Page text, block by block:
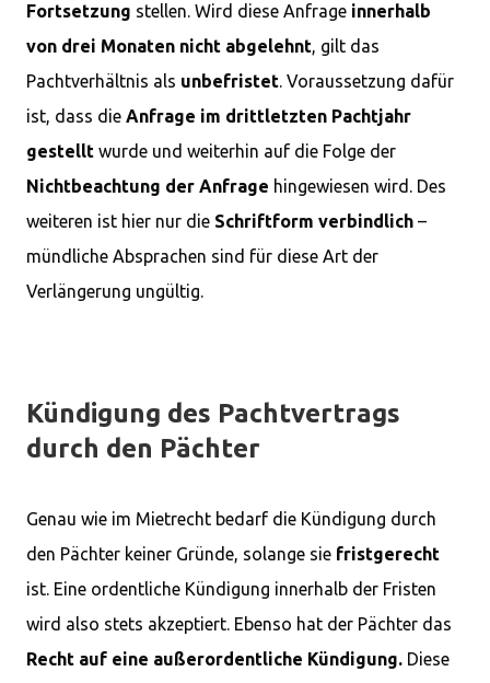
Fortsetzung stellen. Wird diese Anfrage innerhalb
von drei Monaten nicht abgelehnt, gilt das
Pachtverhältnis als unbefristet. Voraussetzung dafür
ist, dass die Anfrage im drittletzten Pachtjahr
gestellt wurde und weiterhin auf die Folge der
Nichtbeachtung der Anfrage hingewiesen wird. Des
weiteren ist hier nur die Schriftform verbindlich –
mündliche Absprachen sind für diese Art der
Verlängerung ungültig.
Kündigung des Pachtvertrags
durch den Pächter
Genau wie im Mietrecht bedarf die Kündigung durch
den Pächter keiner Gründe, solange sie fristgerecht
ist. Eine ordentliche Kündigung innerhalb der Fristen
wird also stets akzeptiert. Ebenso hat der Pächter das
Recht auf eine außerordentliche Kündigung. Diese